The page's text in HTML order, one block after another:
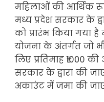
महिलाओं की आर्थिक
मध्य प्रदेश सरकार के
को प्रारंभ किया गया
योजना के अंतर्गत जो
लिए प्रतिमाह ₹1000
सरकार के द्वारा की
अकाउंट में जमा की